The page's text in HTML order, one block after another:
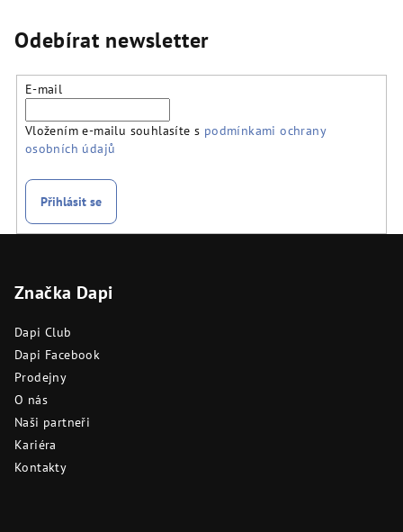
Odebírat newsletter
E-mail
Vložením e-mailu souhlasíte s podmínkami ochrany
osobních údajů
Přihlásit se
Značka Dapi
Dapi Club
Dapi Facebook
Prodejny
O nás
Naši partneři
Kariéra
Kontakty